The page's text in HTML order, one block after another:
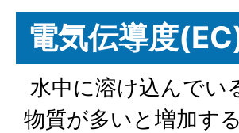
電気伝導度
水中に溶け込んでい
物質が多いと増加す